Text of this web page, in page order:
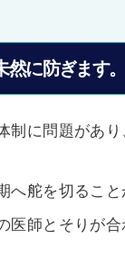
に防ぎます。
制に問題があ
舵を切ること
師とそりが合